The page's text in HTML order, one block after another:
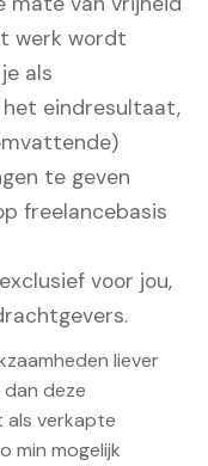
werk wordt
als
eindresultaat,
te geven
freelancebasis
voor jou,
liever
deze
verkapte
min mogelijk